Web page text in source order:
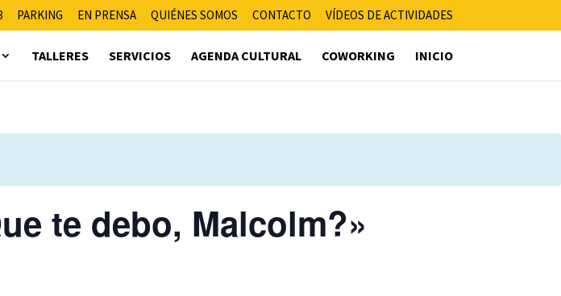
PARKING EN PRENSA QUIÉNES SOMOS CONTACTO VÍDEOS DE ACTIVIDADES
TALLERES SERVICIOS AGENDA CULTURAL COWORKING INICIO
te debo, Malcolm?»